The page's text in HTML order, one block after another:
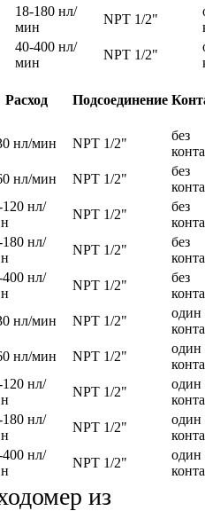
18-180 нл/
мин
NPT 1/2"
40-400 нл/
мин
NPT 1/2"
Подсоединение
нл/мин NPT 1/2"
без
нл/мин NPT 1/2"
без
120 нл/
NPT 1/2"
без
180 нл/
NPT 1/2"
без
400 нл/
NPT 1/2"
без
нл/мин NPT 1/2"
один
нл/мин NPT 1/2"
один
120 нл/
NPT 1/2"
один
180 нл/
NPT 1/2"
один
400 нл/
NPT 1/2"
один
из